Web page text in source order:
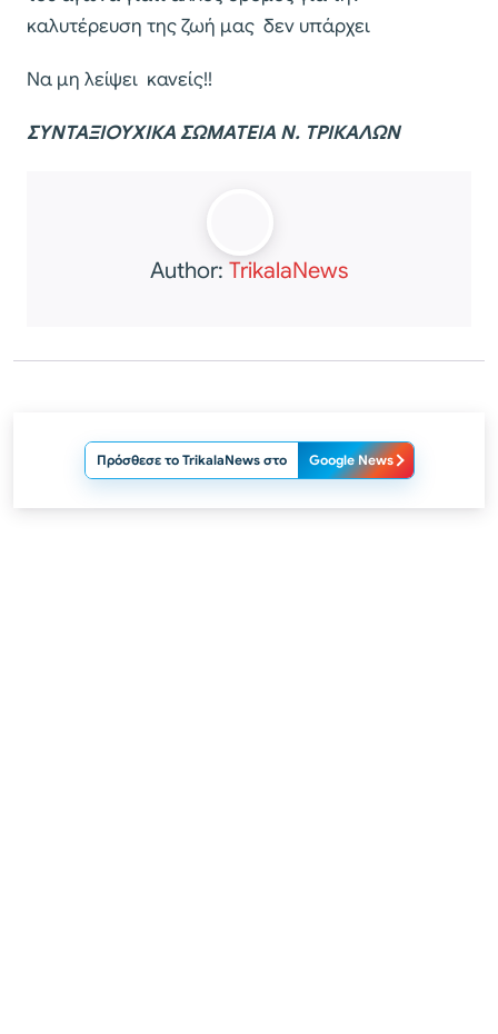
καλυτέρευση της ζωή μας δεν υπάρχει
Να μη λείψει κανείς!!
ΣΥΝΤΑΞΙΟΥΧΙΚΑ ΣΩΜΑΤΕΙΑ Ν. ΤΡΙΚΑΛΩΝ
Author: TrikalaNews
Πρόσθεσε το TrikalaNews στο Google News